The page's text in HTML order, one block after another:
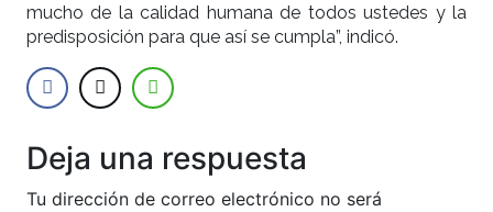
mucho de la calidad humana de todos ustedes y la
predisposición para que así se cumpla”, indicó.
Deja una respuesta
Tu dirección de correo electrónico no será